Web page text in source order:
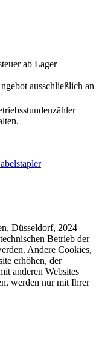
ab Lager
ausschließlich an
Düsseldorf, 2024
Betrieb der
Andere Cookies,
erhöhen, der
anderen Websites
werden nur mit Ihrer